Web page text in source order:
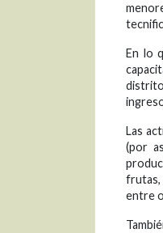
En lo
Las
(por
frutas,
entre